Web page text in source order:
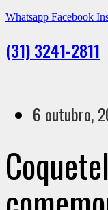
Whatsapp Facebook
(31) 3241-2811
6 outubro,